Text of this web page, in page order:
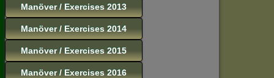
Manöver / Exercises 2013
Manöver / Exercises 2014
Manöver / Exercises 2015
Manöver / Exercises 2016